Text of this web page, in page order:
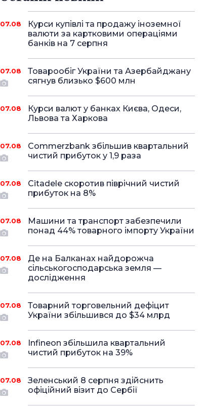
07.08
Курси купівлі та продажу іноземної
валюти за картковими операціями
банків на 7 серпня
07.08
Товарообіг України та Азербайджану
сягнув близько $600 млн
07.08
Курси валют у банках Києва, Одеси,
Львова та Харкова
07.08
Commerzbank збільшив квартальний
чистий прибуток у 1,9 раза
07.08
Citadele скоротив піврічний чистий
прибуток на 8%
07.08
Машини та транспорт забезпечили
понад 44% товарного імпорту України
07.08
Де на Балканах найдорожча
сільськогосподарська земля —
дослідження
07.08
Товарний торговельний дефіцит
України збільшився до $34 млрд
07.08
Infineon збільшила квартальний
чистий прибуток на 39%
07.08
Зеленський 8 серпня здійснить
офіційний візит до Сербії